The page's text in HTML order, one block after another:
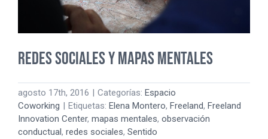
redes sociales y mapas mentales
agosto 17th, 2016 | Categorías: Espacio
Coworking | Etiquetas: Elena Montero, Freeland, Freeland
Innovation Center, mapas mentales, observación
conductual, redes sociales, Sentido